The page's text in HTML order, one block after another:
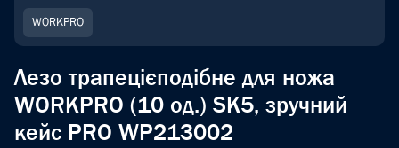
WORKPRO
Лезо трапецієподібне для ножа
WORKPRO (10 од.) SK5, зручний
кейс PRO WP213002